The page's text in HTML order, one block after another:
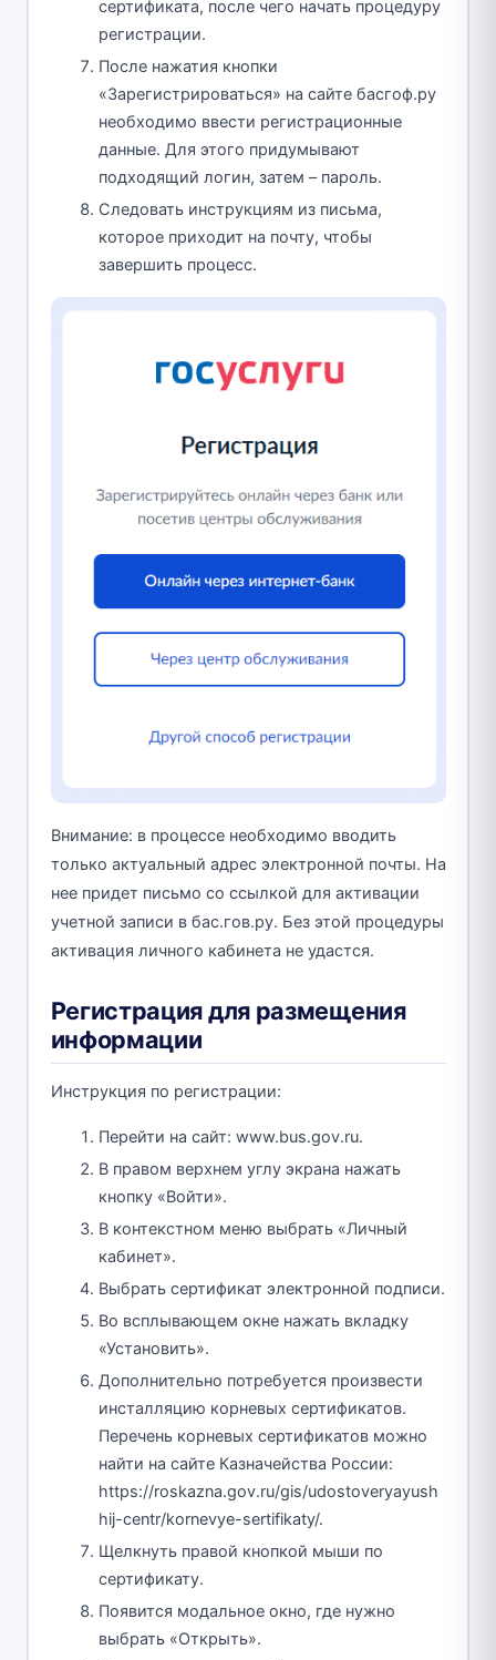
сертификата, после чего начать процедуру
регистрации.
После нажатия кнопки
«Зарегистрироваться» на сайте басгоф.ру
необходимо ввести регистрационные
данные. Для этого придумывают
подходящий логин, затем – пароль.
Следовать инструкциям из письма,
которое приходит на почту, чтобы
завершить процесс.
Внимание: в процессе необходимо вводить
только актуальный адрес электронной почты. На
нее придет письмо со ссылкой для активации
учетной записи в бас.гов.ру. Без этой процедуры
активация личного кабинета не удастся.
Регистрация для размещения
информации
Инструкция по регистрации:
Перейти на сайт: www.bus.gov.ru.
В правом верхнем углу экрана нажать
кнопку «Войти».
В контекстном меню выбрать «Личный
кабинет».
Выбрать сертификат электронной подписи.
Во всплывающем окне нажать вкладку
«Установить».
Дополнительно потребуется произвести
инсталляцию корневых сертификатов.
Перечень корневых сертификатов можно
найти на сайте Казначейства России:
https://roskazna.gov.ru/gis/udostoveryayush
hij-centr/kornevye-sertifikaty/.
Щелкнуть правой кнопкой мыши по
сертификату.
Появится модальное окно, где нужно
выбрать «Открыть».